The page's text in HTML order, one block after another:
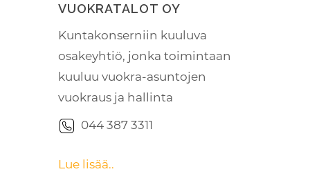
VUOKRATALOT OY
Kuntakonserniin kuuluva
osakeyhtiö, jonka toimintaan
kuuluu vuokra-asuntojen
vuokraus ja hallinta
044 387 3311
Lue lisää..